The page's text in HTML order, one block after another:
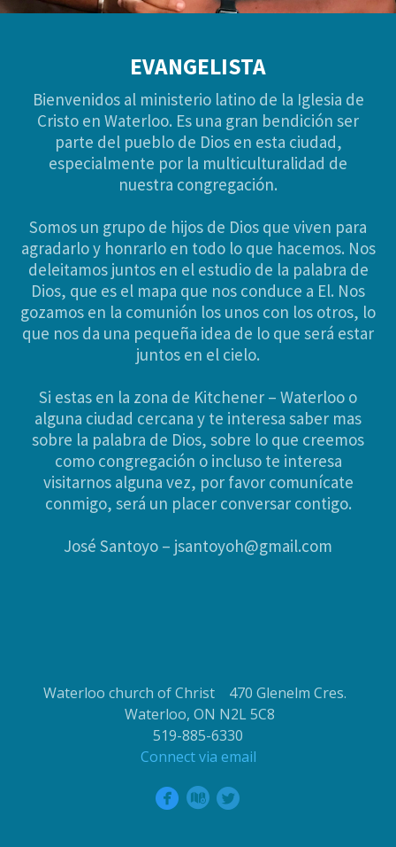
EVANGELISTA
Bienvenidos al ministerio latino de la Iglesia de
Cristo en Waterloo. Es una gran bendición ser
parte del pueblo de Dios en esta ciudad,
especialmente por la multiculturalidad de
nuestra congregación.
Somos un grupo de hijos de Dios que viven para
agradarlo y honrarlo en todo lo que hacemos. Nos
deleitamos juntos en el estudio de la palabra de
Dios, que es el mapa que nos conduce a El. Nos
gozamos en la comunión los unos con los otros, lo
que nos da una pequeña idea de lo que será estar
juntos en el cielo.
Si estas en la zona de Kitchener – Waterloo o
alguna ciudad cercana y te interesa saber mas
sobre la palabra de Dios, sobre lo que creemos
como congregación o incluso te interesa
visitarnos alguna vez, por favor comunícate
conmigo, será un placer conversar contigo.
José Santoyo – jsantoyoh@gmail.com
Waterloo church of Christ 470 Glenelm Cres.
Waterloo, ON N2L 5C8
519-885-6330
Connect via email
circlefacebook
 circlemap
circletwitter